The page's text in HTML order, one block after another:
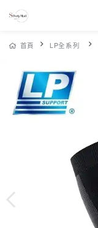
首頁 LP全系列